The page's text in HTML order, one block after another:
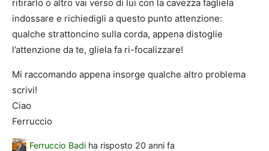
ritirarlo o altro vai verso di lui con la cavezza fagliela
indossare e richiedigli a questo punto attenzione:
qualche strattoncino sulla corda, appena distoglie
l’attenzione da te, gliela fa ri-focalizzare!
Mi raccomando appena insorge qualche altro problema
scrivi!
Ciao
Ferruccio
Ferruccio Badi ha risposto 20 anni fa